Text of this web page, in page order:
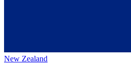
New Zealand